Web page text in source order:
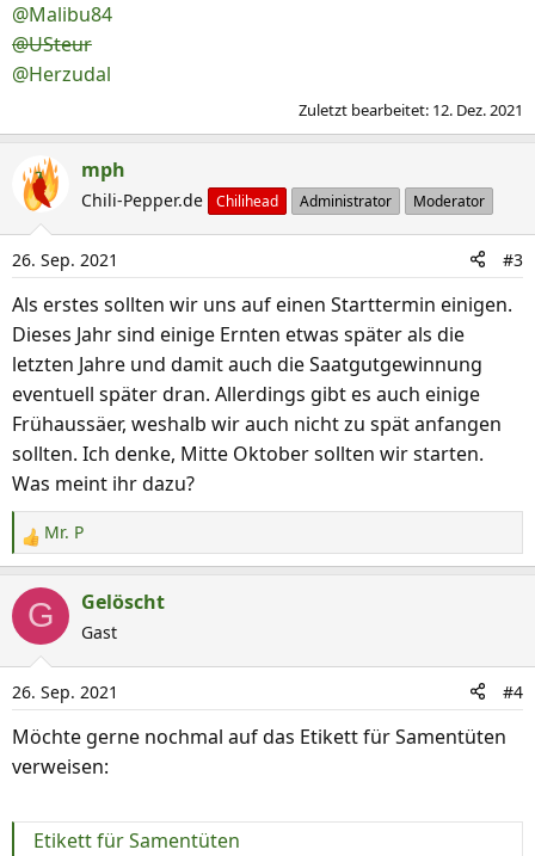
@Malibu84
@USteur
@Herzudal
Zuletzt bearbeitet: 12. Dez. 2021
mph
Chili-Pepper.de Chilihead Administrator Moderator
26. Sep. 2021 #3
Als erstes sollten wir uns auf einen Starttermin einigen.
Dieses Jahr sind einige Ernten etwas später als die
letzten Jahre und damit auch die Saatgutgewinnung
eventuell später dran. Allerdings gibt es auch einige
Frühaussäer, weshalb wir auch nicht zu spät anfangen
sollten. Ich denke, Mitte Oktober sollten wir starten.
Was meint ihr dazu?
R
e
a
t
i
o
n
n
Mr. P
G Gelöscht
Gast
26. Sep. 2021 #4
Möchte gerne nochmal auf das Etikett für Samentüten
verweisen:
Etikett für Samentüten